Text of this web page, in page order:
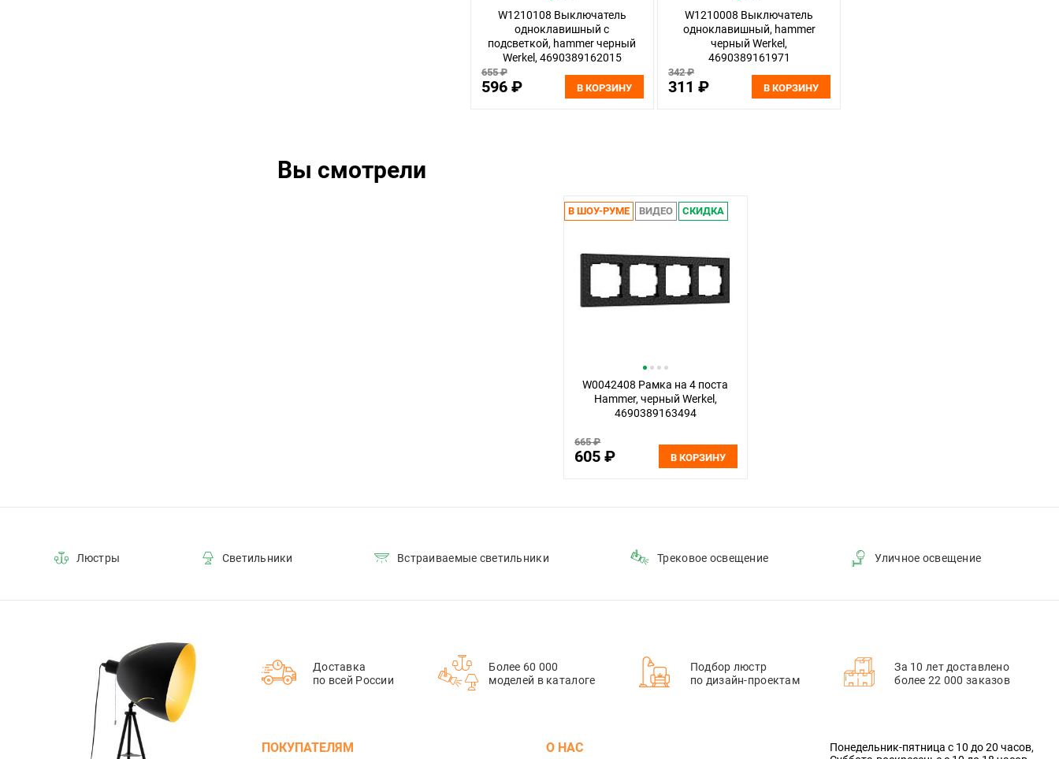
W1210108 Выключатель
одноклавишный с
подсветкой, hammer черный
Werkel, 4690389162015
655 ₽
596 ₽ В КОРЗИНУ
W1210008 Выключатель
одноклавишный, hammer
черный Werkel,
4690389161971
342 ₽
311 ₽ В КОРЗИНУ
Вы смотрели
В ШОУ-РУМЕ ВИДЕО СКИДКА
W0042408 Рамка на 4 поста
Hammer, черный Werkel,
4690389163494
665 ₽
605 ₽ В КОРЗИНУ
Люстры Светильники Встраиваемые светильники Трековое освещение Уличное освещение
Доставка
по всей России
Более 60 000
моделей в каталоге
Подбор люстр
по дизайн-проектам
За 10 лет доставлено
более 22 000 заказов
ПОКУПАТЕЛЯМ О НАС
Понедельник-пятница с 10 до 20 часов,